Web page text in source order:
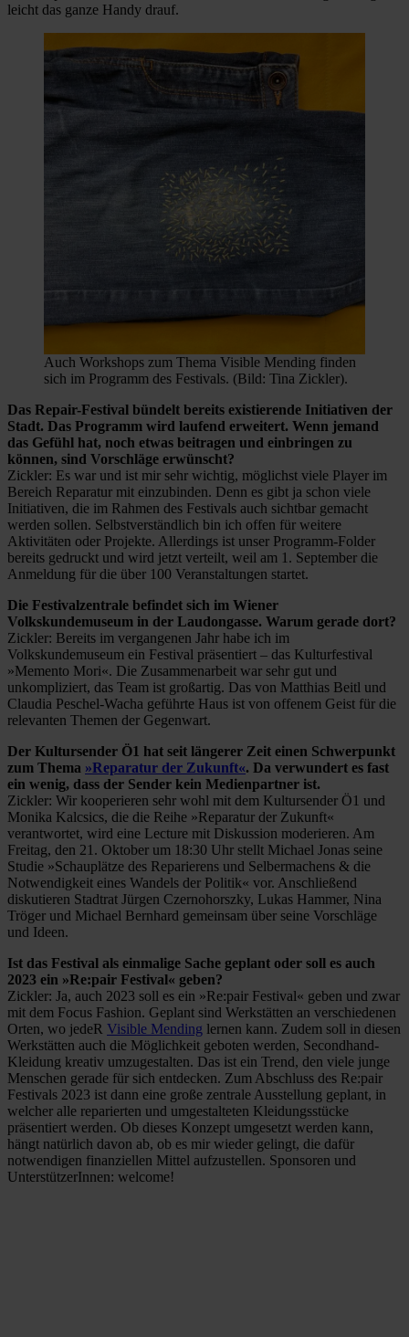
leicht das ganze Handy drauf.
Auch Workshops zum Thema Visible Mending finden
sich im Programm des Festivals. (Bild: Tina Zickler).
Das Repair-Festival bündelt bereits existierende Initiativen der
Stadt. Das Programm wird laufend erweitert. Wenn jemand
das Gefühl hat, noch etwas beitragen und einbringen zu
können, sind Vorschläge erwünscht?
Zickler: Es war und ist mir sehr wichtig, möglichst viele Player im
Bereich Reparatur mit einzubinden. Denn es gibt ja schon viele
Initiativen, die im Rahmen des Festivals auch sichtbar gemacht
werden sollen. Selbstverständlich bin ich offen für weitere
Aktivitäten oder Projekte. Allerdings ist unser Programm-Folder
bereits gedruckt und wird jetzt verteilt, weil am 1. September die
Anmeldung für die über 100 Veranstaltungen startet.
Die Festivalzentrale befindet sich im Wiener
Volkskundemuseum in der Laudongasse. Warum gerade dort?
Zickler: Bereits im vergangenen Jahr habe ich im
Volkskundemuseum ein Festival präsentiert – das Kulturfestival
»Memento Mori«. Die Zusammenarbeit war sehr gut und
unkompliziert, das Team ist großartig. Das von Matthias Beitl und
Claudia Peschel-Wacha geführte Haus ist von offenem Geist für die
relevanten Themen der Gegenwart.
Der Kultursender Ö1 hat seit längerer Zeit einen Schwerpunkt
zum Thema »Reparatur der Zukunft«. Da verwundert es fast
ein wenig, dass der Sender kein Medienpartner ist.
Zickler: Wir kooperieren sehr wohl mit dem Kultursender Ö1 und
Monika Kalcsics, die die Reihe »Reparatur der Zukunft«
verantwortet, wird eine Lecture mit Diskussion moderieren. Am
Freitag, den 21. Oktober um 18:30 Uhr stellt Michael Jonas seine
Studie »Schauplätze des Reparierens und Selbermachens & die
Notwendigkeit eines Wandels der Politik« vor. Anschließend
diskutieren Stadtrat Jürgen Czernohorszky, Lukas Hammer, Nina
Tröger und Michael Bernhard gemeinsam über seine Vorschläge
und Ideen.
Ist das Festival als einmalige Sache geplant oder soll es auch
2023 ein »Re:pair Festival« geben?
Zickler: Ja, auch 2023 soll es ein »Re:pair Festival« geben und zwar
mit dem Focus Fashion. Geplant sind Werkstätten an verschiedenen
Orten, wo jedeR Visible Mending lernen kann. Zudem soll in diesen
Werkstätten auch die Möglichkeit geboten werden, Secondhand-
Kleidung kreativ umzugestalten. Das ist ein Trend, den viele junge
Menschen gerade für sich entdecken. Zum Abschluss des Re:pair
Festivals 2023 ist dann eine große zentrale Ausstellung geplant, in
welcher alle reparierten und umgestalteten Kleidungsstücke
präsentiert werden. Ob dieses Konzept umgesetzt werden kann,
hängt natürlich davon ab, ob es mir wieder gelingt, die dafür
notwendigen finanziellen Mittel aufzustellen. Sponsoren und
UnterstützerInnen: welcome!